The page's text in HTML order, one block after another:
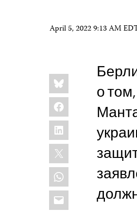
April 5, 2022 9:13 AM
Share
this:
Bluesky
Facebook
LinkedIn
X
WhatsApp
Email
о